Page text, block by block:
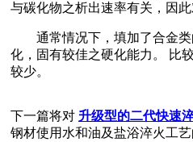
与碳化物之析出速率有关，因
通常情况下，填加了合金类
化，固有较佳之硬化能力。 比
较少。
下一篇将对 升级型的二代快速
钢材使用水和油及盐浴淬火工